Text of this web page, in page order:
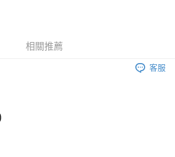
到商品之後才付款」的支付方式。 讓您購物簡單
相關推薦
客服